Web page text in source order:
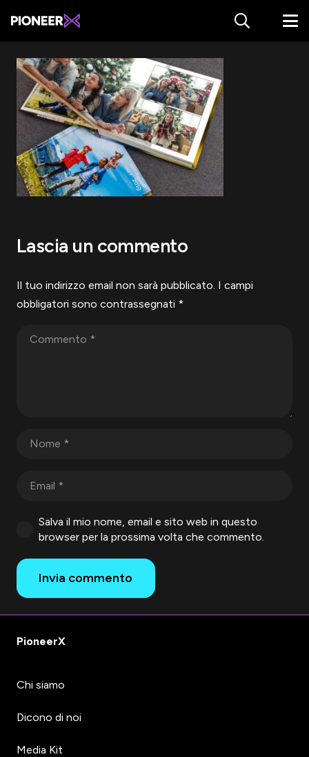
Lascia un commento
Il tuo indirizzo email non sarà pubblicato. I campi
obbligatori sono contrassegnati *
Salva il mio nome, email e sito web in questo
browser per la prossima volta che commento.
Invia commento
PioneerX
Chi siamo
Dicono di noi
Media Kit